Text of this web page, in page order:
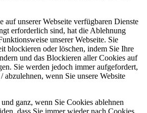
auf unserer Webseite verfügbaren Dienste
erforderlich sind, hat die Ablehnung
unserer Webseite. Sie
blockieren oder löschen, indem Sie Ihre
und das Blockieren aller Cookies auf
Sie werden jedoch immer aufgefordert,
abzulehnen, wenn Sie unsere Website
ganz, wenn Sie Cookies ablehnen
dass Sie immer wieder nach Cookies